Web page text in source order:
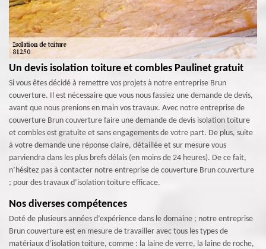
Un devis isolation toiture et combles Paulinet gratuit
Si vous êtes décidé à remettre vos projets à notre entreprise Brun
couverture. Il est nécessaire que vous nous fassiez une demande de devis,
avant que nous prenions en main vos travaux. Avec notre entreprise de
couverture Brun couverture faire une demande de devis isolation toiture
et combles est gratuite et sans engagements de votre part. De plus, suite
à votre demande une réponse claire, détaillée et sur mesure vous
parviendra dans les plus brefs délais (en moins de 24 heures). De ce fait,
n’hésitez pas à contacter notre entreprise de couverture Brun couverture
; pour des travaux d’isolation toiture efficace.
Nos diverses compétences
Doté de plusieurs années d’expérience dans le domaine ; notre entreprise
Brun couverture est en mesure de travailler avec tous les types de
matériaux d’isolation toiture, comme : la laine de verre, la laine de roche,